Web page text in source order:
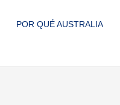
POR QUÉ AUSTRALIA